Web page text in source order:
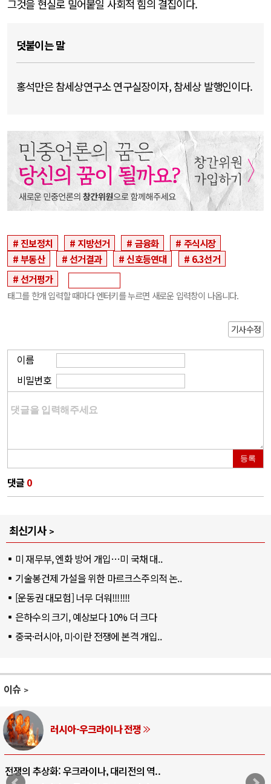
그것을 현실로 밀어붙일 사회적 힘의 결집이다.
덧붙이는 말
홍석만은 참세상연구소 연구실장이자, 참세상 발행인이다.
진보정치 지방선거 금융화
주식시장
부동산
선거결과 신호등연대
6.3선거
선거평가
태그를 한개 입력할 때마다 엔터키를 누르면 새로운 입력창이 나옵니다.
기사수정
이름
비밀번호
등록
댓글 0
최신기사
미 재무부, 엔화 방어 개입…미 국채 대..
기술봉건제 가설을 위한 마르크스주의적 논..
[운동권 대모험] 너무 더워!!!!!!!
은하수의 크기, 예상보다 10% 더 크다
중국·러시아, 미·이란 전쟁에 본격 개입..
이슈
중동 위기
호르무즈 갈등 격화, 트럼프 정치·경제 ..